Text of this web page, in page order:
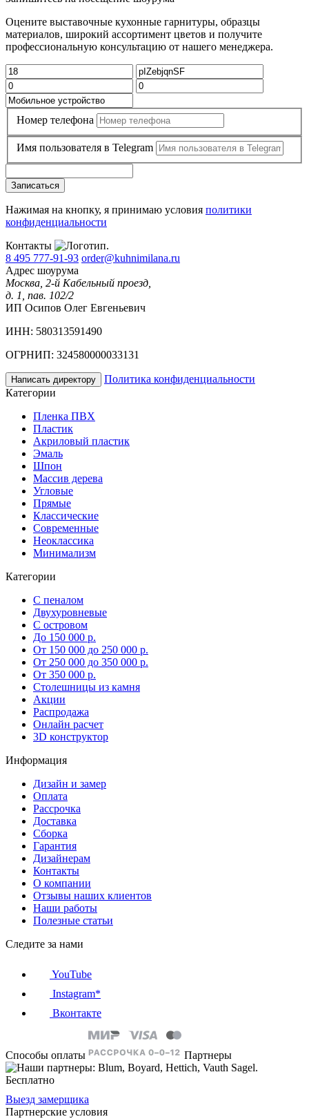
Оцените выставочные кухонные гарнитуры, образцы
материалов, широкий ассортимент цветов и получите
профессиональную консультацию от нашего менеджера.
Номер телефона
Имя пользователя в Telegram
Записаться
Нажимая на кнопку, я принимаю условия политики
конфиденциальности
Контакты
8 495 777-91-93 order@kuhnimilana.ru
Адрес шоурума
Москва, 2-й Кабельный проезд,
д. 1, пав. 102/2
ИП Осипов Олег Евгеньевич
ИНН: 580313591490
ОГРНИП: 324580000033131
Написать директору
Политика конфиденциальности
Категории
Пленка ПВХ
Пластик
Акриловый пластик
Эмаль
Шпон
Массив дерева
Угловые
Прямые
Классические
Современные
Неоклассика
Минимализм
Категории
С пеналом
Двухуровневые
С островом
До 150 000 р.
От 150 000 до 250 000 р.
От 250 000 до 350 000 р.
От 350 000 р.
Столешницы из камня
Акции
Распродажа
Онлайн расчет
3D конструктор
Информация
Дизайн и замер
Оплата
Рассрочка
Доставка
Сборка
Гарантия
Дизайнерам
Контакты
О компании
Отзывы наших клиентов
Наши работы
Полезные статьи
Следите за нами
YouTube
Instagram*
Вконтакте
Способы оплаты Партнеры
Бесплатно
Выезд замерщика
Партнерские условия